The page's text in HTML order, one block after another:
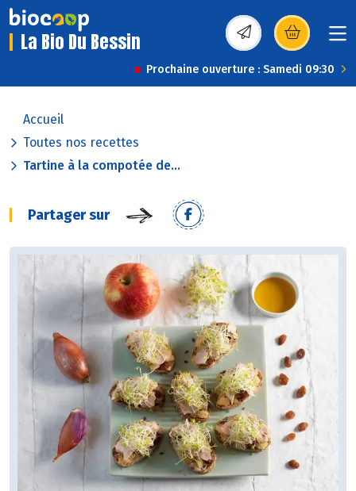
La Bio Du Bessin (s’ouvre dans une
Prochaine ouverture : Samedi 09:30
Accueil
Toutes nos recettes
Tartine à la compotée de...
Partager sur